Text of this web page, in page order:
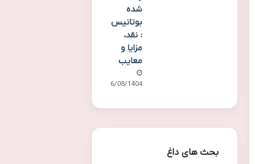
شده
بوتانیس
: نقد،
مزایا و
معایب
16/08/1404
بحث های داغ